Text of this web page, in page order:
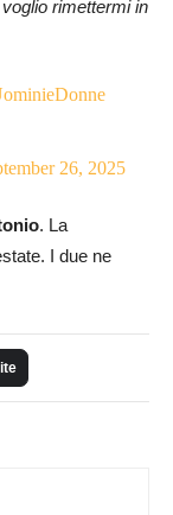
rimettermi in
26, 2025
. La
I due ne